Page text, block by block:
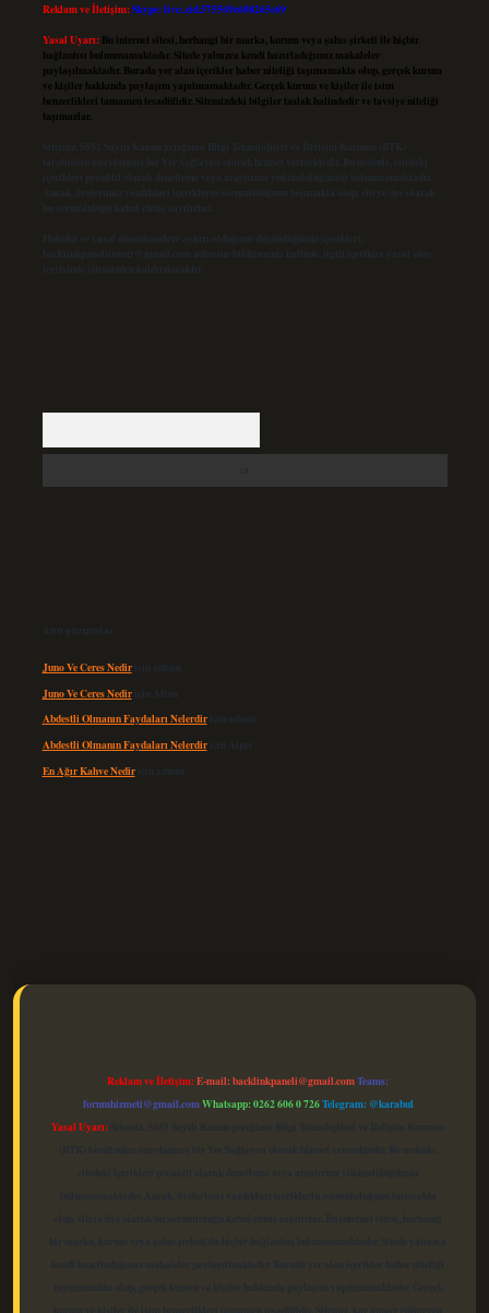
Reklam ve İletişim:Skype: live:.cid.575569c608265c69
Yasal Uyarı: Bu internet sitesi, herhangi bir marka, kurum veya şahıs şirketi ile hiçbir
bağlantısı bulunmamaktadır. Sitede yalnızca kendi hazırladığımız makaleler
paylaşılmaktadır. Burada yer alan içerikler haber niteliği taşımamakta olup, gerçek kurum
ve kişiler hakkında paylaşım yapılmamaktadır. Gerçek kurum ve kişiler ile isim
benzerlikleri tamamen tesadüfidir. Sitemizdeki bilgiler taslak halindedir ve tavsiye niteliği
taşımazlar.
Sitemiz, 5651 Sayılı Kanun gereğince Bilgi Teknolojileri ve İletişim Kurumu (BTK)
tarafından onaylanmış bir Yer Sağlayıcı olarak hizmet vermektedir. Bu nedenle, sitedeki
içerikleri proaktif olarak denetleme veya araştırma yükümlülüğümüz bulunmamaktadır.
Ancak, üyelerimiz yazdıkları içeriklerin sorumluluğunu taşımakta olup, siteye üye olarak
bu sorumluluğu kabul etmiş sayılırlar.
Hukuka ve yasal düzenlemelere aykırı olduğunu düşündüğünüz içerikleri,
backlinkpanelicomtr@gmail.com adresine bildirmeniz halinde, ilgili içerikler yasal süre
içerisinde sitemizden kaldırılacaktır.
Son yorumlar
Juno Ve Ceres Nediriçin admin
Juno Ve Ceres Nediriçin Altan
Abdestli Olmanın Faydaları Nelerdiriçin admin
Abdestli Olmanın Faydaları Nelerdiriçin Alper
En Ağır Kahve Nediriçin admin
Reklam ve İletişim:E-mail:backlinkpaneli@gmail.comTeams:
forumhizmeti@gmail.comWhatsapp: 0262 606 0 726Telegram: @karabul
Yasal Uyarı: